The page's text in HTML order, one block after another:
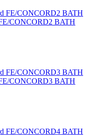
CONCORD2 BATH
CONCORD3 BATH